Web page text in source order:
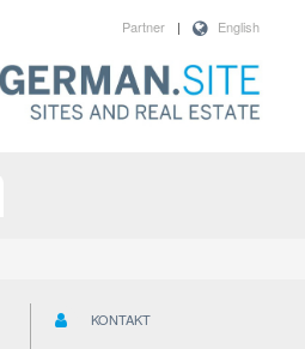
English
|
Partner
KONTAKT